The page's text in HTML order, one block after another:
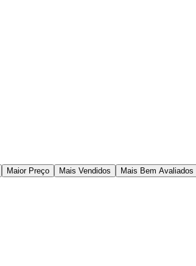
Maior Preço Mais Vendidos Mais Bem Avaliados